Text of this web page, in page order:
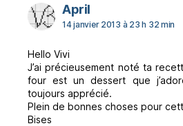
Aprildit :
14 janvier 2013 à 23 h 32 min
Hello Vivi
J’ai précieusement noté ta
four est un dessert que
toujours apprécié.
Plein de bonnes choses pour
Bises